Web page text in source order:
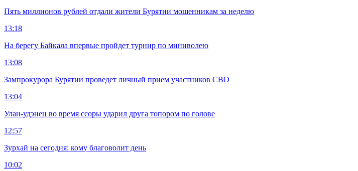
Пять миллионов рублей отдали жители Бурятии мошенникам за неделю
13:18
На берегу Байкала впервые пройдет турнир по миниволею
13:08
Зампрокурора Бурятии проведет личный прием участников СВО
13:04
Улан-удэнец во время ссоры ударил друга топором по голове
12:57
Зурхай на сегодня: кому благоволит день
10:02